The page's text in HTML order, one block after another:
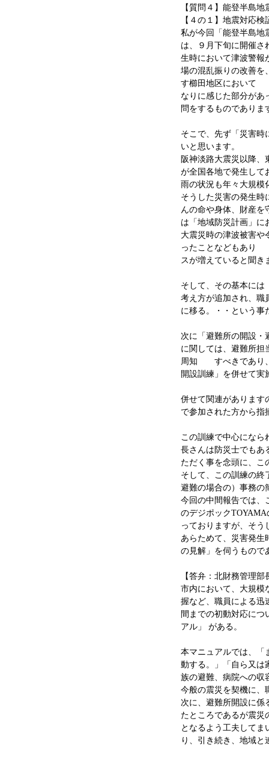
【質問４】能登半島
【４の１】地震対応
私が今回「能登半島地
は、９月下旬に開催
生時において津波警報
場の混乱振りの改善
す櫛田地区において
なりに感じた部分が
問をするものでありま
そこで、先ず「災害
いと思います。
阪神淡路大震災以降、
が全国各地で発生して
雨の状況も年々大規模
そうした災害の発生時
んの命や身体、財産を
は「地域防災計画」
大震災時の津波被害や
ったことなどもあり
スが増えていると聞き
そして、その基本に
考え方が追加され、職
に移る。・・という事
次に「避難所の開設
に関しては、避難所
周知 すべきであり、
開設訓練」を併せて実
併せて関連があります
で参加された方から
この訓練で中心になら
長さんは防災士でもあ
ただく事を念頭に、こ
そして、この訓練の終
避難の場合の）事務
今回の中間報告では、
のデジポック
っておりますが、そう
あらためて、災害発
の見解」を伺うもので
【答弁：北財務管理部
市内において、大規模
握など、職員による迅
間までの初動対応につ
アル」 がある。
本マニュアルでは、
動する。」「自ら又は
族の避難、病院への収
今般の震災を契機に、
次に、避難所開設に
たところであるが震災
となるよう工夫してま
り、引き続き、地域